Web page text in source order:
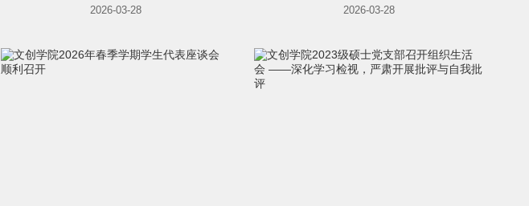
2026-03-28 2026-03-28